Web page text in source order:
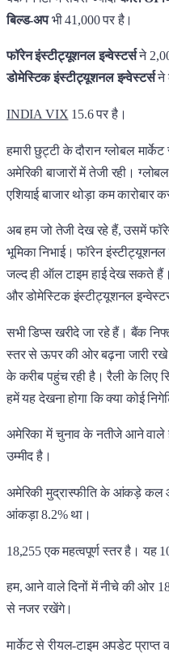
बिल्ड-अपभी 41,000 पर है।
फॉरेन इंस्टीट्यूशनल इन्वेस्टर्सने
डोमेस्टिक इंस्टीट्यूशनल इन्वेस्टर्सने
INDIA VIX 15.6 पर है।
हमारी छुट्टी के दौरान ग्लोबल
अमेरिकी बाजारों में तेजी रही।
एशियाई बाजार थोड़ा कम कारोबार
अब हम जो तेजी देख रहे हैं, उसमें
भूमिका निभाई। फॉरेन इंस्टीट्यूशनल
जल्द ही ऑल टाइम हाई देख सकते
और डोमेस्टिक इंस्टीट्यूशनल
सभी डिप्स खरीदे जा रहे हैं। बैंक
स्तर से ऊपर की ओर बढ़ना जारी रखे
के करीब पहुंच रही है। रैली के लिए
हमें यह देखना होगा कि क्या कोई
अमेरिका में चुनाव के नतीजे आने वाले
उम्मीद है।
अमेरिकी मुद्रास्फीति के आंकड़े कल
आंकड़ा 8.2% था।
18,255 एक महत्वपूर्ण स्तर है। यह
हम, आने वाले दिनों में नीचे की ओर
से नजर रखेंगे।
मार्केट से रीयल-टाइम अपडेट